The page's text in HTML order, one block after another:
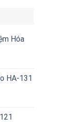
Hóa
HA-131